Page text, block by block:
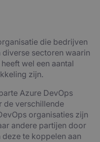
die bedrijven
sectoren waarin
wel een aantal
zijn.
Azure DevOps
de verschillende
organisaties zijn
andere partijen door
te koppelen aan